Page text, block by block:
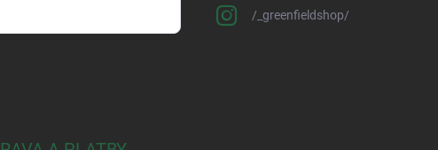
/_greenfieldshop/